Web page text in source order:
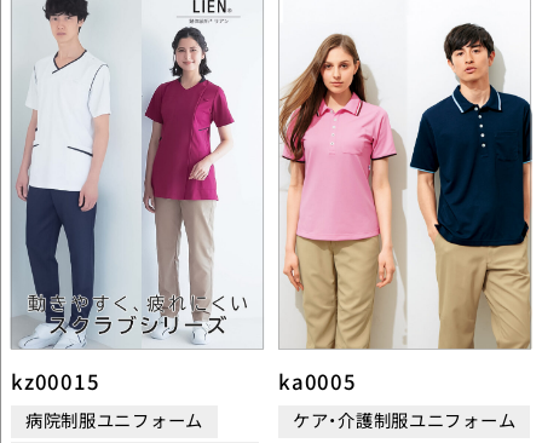
kz00015
病院制服ユニフォーム
ka0005
ケア・介護制服ユニフォーム